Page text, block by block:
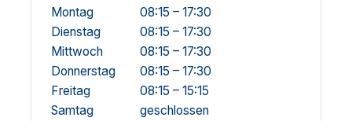
Montag
08:15 – 17:30
Dienstag
08:15 – 17:30
Mittwoch
08:15 – 17:30
Donnerstag
08:15 – 17:30
Freitag
08:15 – 15:15
Samtag
geschlossen